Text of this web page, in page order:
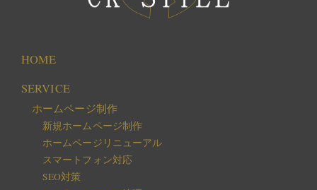
HOME
SERVICE
ホームページ制作
新規ホームページ制作
ホームページリニューアル
スマートフォン対応
SEO対策